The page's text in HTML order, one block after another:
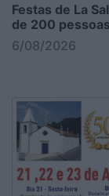
Festas de La
de 200
6/08/2026